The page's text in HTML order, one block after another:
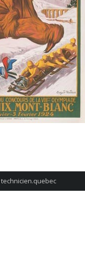
technicien.quebec